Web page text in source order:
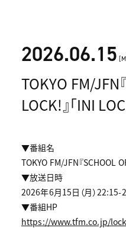
2026.06.15
TOKYO FM/JFN
LOCK!』「INI
▼番組名
TOKYO FM/JFN『SCHOOL
▼放送日時
2026年6月15日（月）22:15-
▼番組HP
https://www.tfm.co.jp/